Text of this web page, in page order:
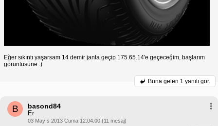
Eğer sıkıntı yaşarsam 14 demir janta geçip 175.65.14'e geçeceğim, başlarım
görüntüsüne :)
Buna gelen 1 yanıtı gör.
B basond84
Er
03 Mayıs 2013 Cuma 12:04:00 (11 mesaj)